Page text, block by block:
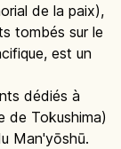
de la paix),
tombés sur le
est un
dédiés à
de Tokushima)
Man'yōshū.